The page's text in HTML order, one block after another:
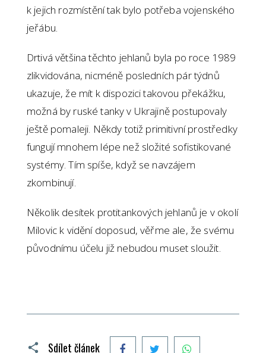
k jejich rozmístění tak bylo potřeba vojenského
jeřábu.
Drtivá většina těchto jehlanů byla po roce 1989
zlikvidována, nicméně posledních pár týdnů
ukazuje, že mít k dispozici takovou překážku,
možná by ruské tanky v Ukrajině postupovaly
ještě pomaleji. Někdy totiž primitivní prostředky
fungují mnohem lépe než složité sofistikované
systémy. Tím spíše, když se navzájem
zkombinují.
Několik desítek protitankových jehlanů je v okolí
Milovic k vidění doposud, věřme ale, že svému
původnímu účelu již nebudou muset sloužit.
Sdílet článek FacebookTwitter